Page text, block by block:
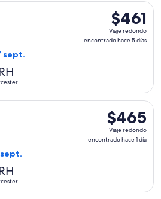
$461
Viaje
redondo,
$461
Viaje redondo
encontrado hace 5 días
sept.
Airlines, con salida el jue,
$465
Viaje
redondo,
$465
Viaje redondo
encontrado hace 1 día
Airlines, con salida el mié,